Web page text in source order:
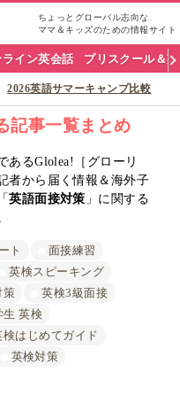
ちょっとグローバル志向な
ママ＆キッズのための情報サイト
イン英会話 プリスクール＆
2026英語サマーキャンプ比較
記事一覧まとめ
あるGlolea!［グローリ
者から届く情報＆海外子
英語面接対策 」に関する
ト
面接練習
英検スピーキング
策
英検3級面接
生 英検
はじめてガイド
英検対策